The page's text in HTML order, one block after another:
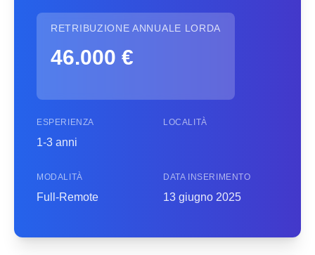
RETRIBUZIONE ANNUALE LORDA
46.000 €
ESPERIENZA
1-3 anni
LOCALITÀ
MODALITÀ
Full-Remote
DATA INSERIMENTO
13 giugno 2025